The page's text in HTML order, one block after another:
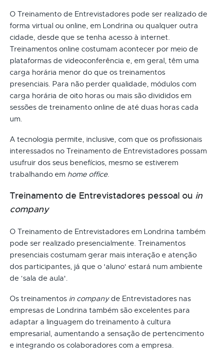
O Treinamento de Entrevistadores pode ser realizado de
forma virtual ou online, em Londrina ou qualquer outra
cidade, desde que se tenha acesso à internet.
Treinamentos online costumam acontecer por meio de
plataformas de videoconferência e, em geral, têm uma
carga horária menor do que os treinamentos
presenciais. Para não perder qualidade, módulos com
carga horária de oito horas ou mais são divididos em
sessões de treinamento online de até duas horas cada
um.
A tecnologia permite, inclusive, com que os profissionais
interessados no Treinamento de Entrevistadores possam
usufruir dos seus benefícios, mesmo se estiverem
trabalhando em home office.
Treinamento de Entrevistadores pessoal ou in
company
O Treinamento de Entrevistadores em Londrina também
pode ser realizado presencialmente. Treinamentos
presenciais costumam gerar mais interação e atenção
dos participantes, já que o 'aluno' estará num ambiente
de ‘sala de aula'.
Os treinamentos in companyde Entrevistadores nas
empresas de Londrina também são excelentes para
adaptar a linguagem do treinamento à cultura
empresarial, aumentando a sensação de pertencimento
e integrando os colaboradores com a empresa.